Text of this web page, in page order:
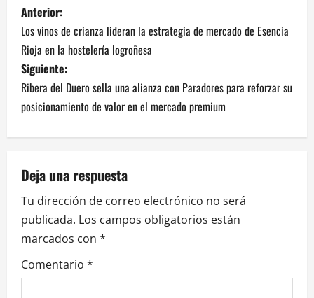
N
a
v
e
g
a
c
i
ó
n
Anterior:
Los vinos de crianza lideran la estrategia de mercado de Esencia
Rioja en la hostelería logroñesa
Siguiente:
Ribera del Duero sella una alianza con Paradores para reforzar su
posicionamiento de valor en el mercado premium
Deja una respuesta
Tu dirección de correo electrónico no será
publicada. Los campos obligatorios están
marcados con *
Comentario *